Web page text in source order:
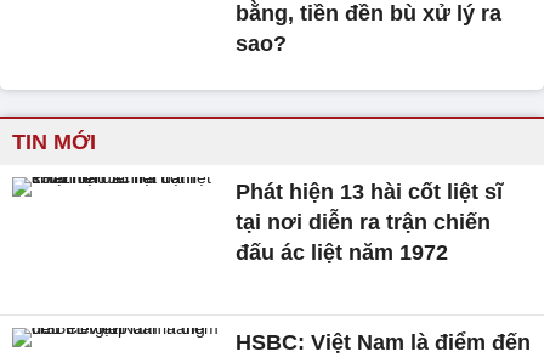
bằng, tiền đền bù xử lý ra
sao?
TIN MỚI
Phát hiện 13 hài cốt liệt sĩ
tại nơi diễn ra trận chiến
đấu ác liệt năm 1972
HSBC: Việt Nam là điểm đến